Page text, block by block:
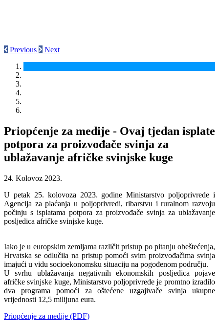
Previous Next
Priopćenje za medije - Ovaj tjedan isplate
potpora za proizvođače svinja za
ublažavanje afričke svinjske kuge
24. Kolovoz 2023.
U petak 25. kolovoza 2023. godine Ministarstvo poljoprivrede i
Agencija za plaćanja u poljoprivredi, ribarstvu i ruralnom razvoju
počinju s isplatama potpora za proizvođače svinja za ublažavanje
posljedica afričke svinjske kuge.
Iako je u europskim zemljama različit pristup po pitanju obeštećenja,
Hrvatska se odlučila na pristup pomoći svim proizvođačima svinja
imajući u vidu socioekonomsku situaciju na pogođenom području.
U svrhu ublažavanja negativnih ekonomskih posljedica pojave
afričke svinjske kuge, Ministarstvo poljoprivrede je promtno izradilo
dva programa pomoći za oštećene uzgajivače svinja ukupne
vrijednosti 12,5 milijuna eura.
Priopćenje za medije (PDF)